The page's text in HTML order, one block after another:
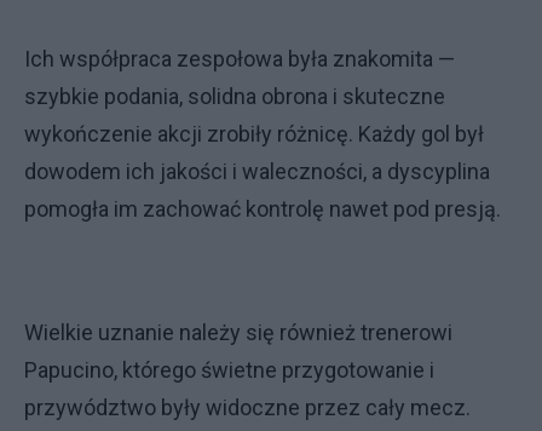
Ich współpraca zespołowa była znakomita —
szybkie podania, solidna obrona i skuteczne
wykończenie akcji zrobiły różnicę. Każdy gol był
dowodem ich jakości i waleczności, a dyscyplina
pomogła im zachować kontrolę nawet pod presją.
Wielkie uznanie należy się również trenerowi
Papucino, którego świetne przygotowanie i
przywództwo były widoczne przez cały mecz.